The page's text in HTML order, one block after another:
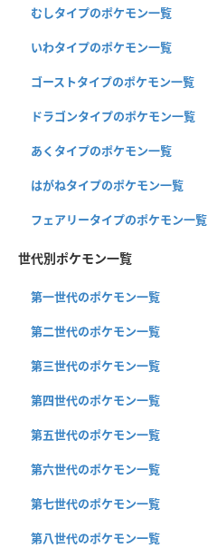
むしタイプのポケモン一覧
いわタイプのポケモン一覧
ゴーストタイプのポケモン一覧
ドラゴンタイプのポケモン一覧
あくタイプのポケモン一覧
はがねタイプのポケモン一覧
フェアリータイプのポケモン一覧
世代別ポケモン一覧
第一世代のポケモン一覧
第二世代のポケモン一覧
第三世代のポケモン一覧
第四世代のポケモン一覧
第五世代のポケモン一覧
第六世代のポケモン一覧
第七世代のポケモン一覧
第八世代のポケモン一覧